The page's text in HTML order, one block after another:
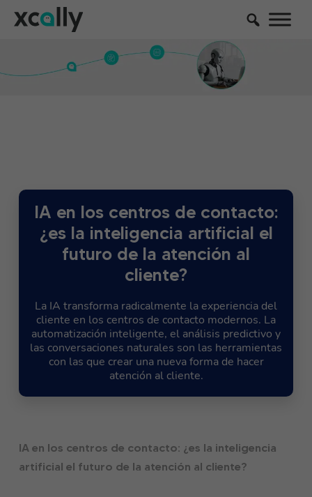
IA en los centros de contacto:
¿es la inteligencia artificial el
futuro de la atención al
cliente?
La IA transforma radicalmente la experiencia del
cliente en los centros de contacto modernos. La
automatización inteligente, el análisis predictivo y
las conversaciones naturales son las herramientas
con las que crear una nueva forma de hacer
atención al cliente.
IA en los centros de contacto: ¿es la inteligencia
artificial el futuro de la atención al cliente?